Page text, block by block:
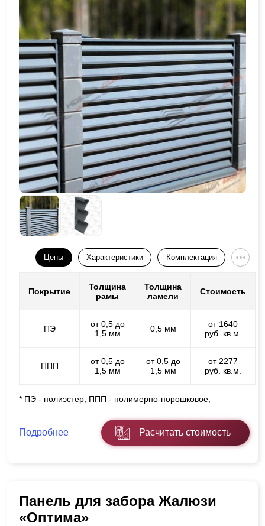
Цены Характеристики Комплектация
Покрытие
Толщина
рамы
Толщина
ламели
Стоимость
ПЭ
от 0,5 до
1,5 мм
0,5 мм
от 1640
руб. кв.м.
ППП
от 0,5 до
1,5 мм
от 0,5 до
1,5 мм
от 2277
руб. кв.м.
* ПЭ - полиэстер, ППП - полимерно-порошковое,
Подробнее Расчитать стоимость
Панель для забора Жалюзи
«Оптима»